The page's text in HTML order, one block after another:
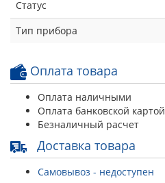
Статус
Тип прибора
Оплата товара
Оплата наличными
Оплата банковской картой
Безналичный расчет
Доставка товара
Самовывоз - недоступен